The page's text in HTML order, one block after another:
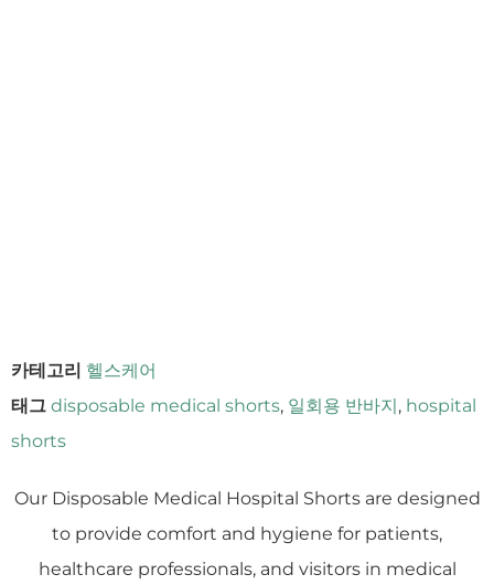
카테고리 헬스케어
태그 disposable medical shorts, 일회용 반바지, hospital
shorts
Our Disposable Medical Hospital Shorts are designed
to provide comfort and hygiene for patients,
healthcare professionals, and visitors in medical